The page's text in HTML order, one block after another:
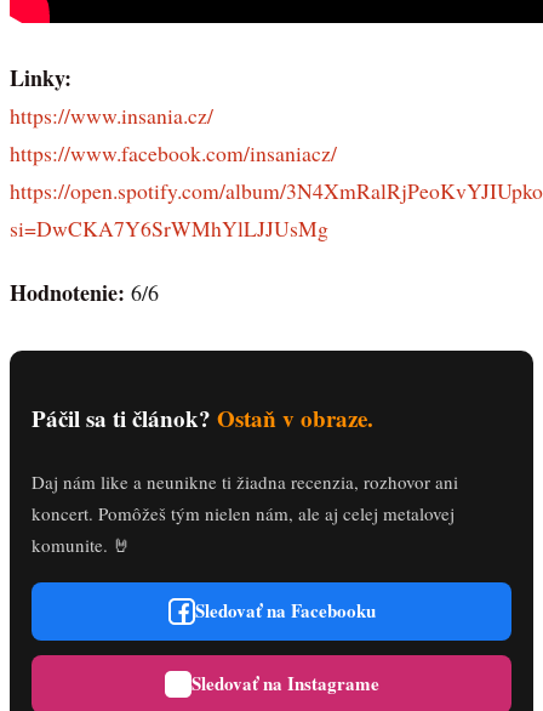
Linky:
https://www.insania.cz/
https://www.facebook.com/insaniacz/
https://open.spotify.com/album/
si=DwCKA7Y6SrWMhYlLJJUsMg
Hodnotenie: 6/6
Páčil sa ti článok? Ostaň v obraze.
Daj nám like a neunikne ti žiadna recenzia, rozhovor ani
koncert. Pomôžeš tým nielen nám, ale aj celej metalovej
komunite. 🤘
Sledovať na Facebooku
Sledovať na Instagrame